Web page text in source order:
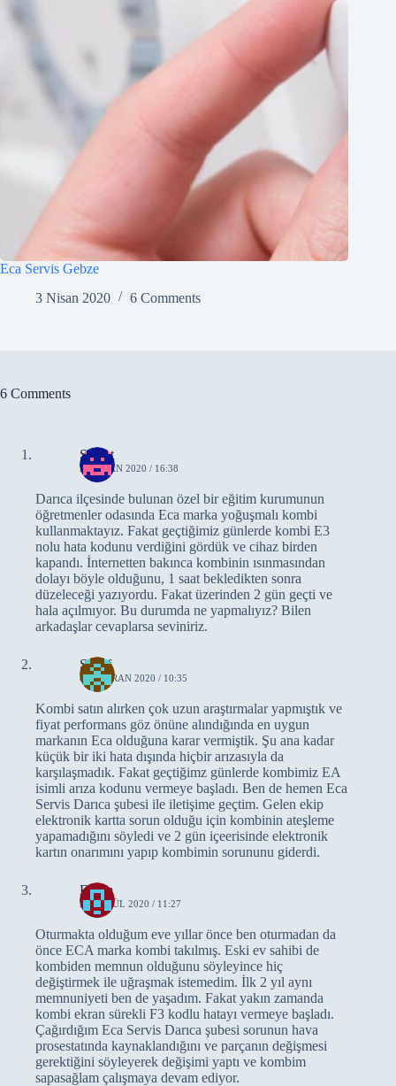
Eca Servis Gebze
3 Nisan 2020
6 Comments
6 Comments
Samet
22 NISAN 2020 / 16:38
Darıca ilçesinde bulunan özel bir eğitim kurumunun
öğretmenler odasında Eca marka yoğuşmalı kombi
kullanmaktayız. Fakat geçtiğimiz günlerde kombi E3
nolu hata kodunu verdiğini gördük ve cihaz birden
kapandı. İnternetten bakınca kombinin ısınmasından
dolayı böyle olduğunu, 1 saat bekledikten sonra
düzeleceği yazıyordu. Fakat üzerinden 2 gün geçti ve
hala açılmıyor. Bu durumda ne yapmalıyız? Bilen
arkadaşlar cevaplarsa seviniriz.
Sedef
8 HAZIRAN 2020 / 10:35
Kombi satın alırken çok uzun araştırmalar yapmıştık ve
fiyat performans göz önüne alındığında en uygun
markanın Eca olduğuna karar vermiştik. Şu ana kadar
küçük bir iki hata dışında hiçbir arızasıyla da
karşılaşmadık. Fakat geçtiğimz günlerde kombimiz EA
isimli arıza kodunu vermeye başladı. Ben de hemen Eca
Servis Darıca şubesi ile iletişime geçtim. Gelen ekip
elektronik kartta sorun olduğu için kombinin ateşleme
yapamadığını söyledi ve 2 gün içeerisinde elektronik
kartın onarımını yapıp kombimin sorununu giderdi.
Ertem
28 EYLÜL 2020 / 11:27
Oturmakta olduğum eve yıllar önce ben oturmadan da
önce ECA marka kombi takılmış. Eski ev sahibi de
kombiden memnun olduğunu söyleyince hiç
değiştirmek ile uğraşmak istemedim. İlk 2 yıl aynı
memnuniyeti ben de yaşadım. Fakat yakın zamanda
kombi ekran sürekli F3 kodlu hatayı vermeye başladı.
Çağırdığım Eca Servis Darıca şubesi sorunun hava
prosestatında kaynaklandığını ve parçanın değişmesi
gerektiğini söyleyerek değişimi yaptı ve kombim
sapasağlam çalışmaya devam ediyor.